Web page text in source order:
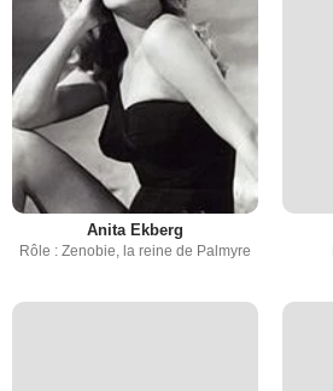
Anita Ekberg
Rôle : Zenobie, la reine de Palmyre